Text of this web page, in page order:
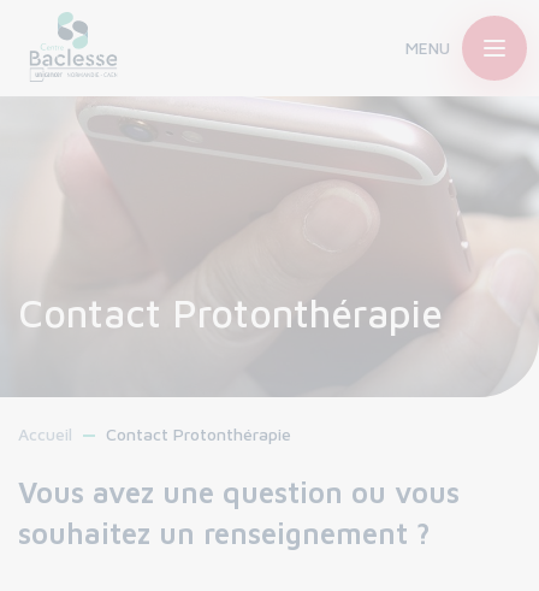
MENU
Contact Protonthérapie
Accueil Contact Protonthérapie
Vous avez une question ou vous
souhaitez un renseignement ?